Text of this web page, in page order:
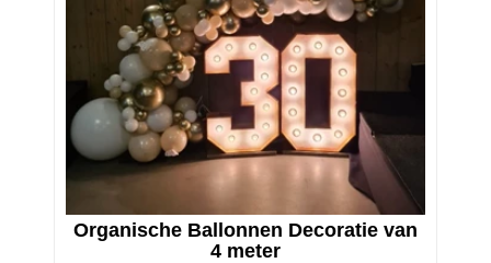
Organische Ballonnen Decoratie van
4 meter